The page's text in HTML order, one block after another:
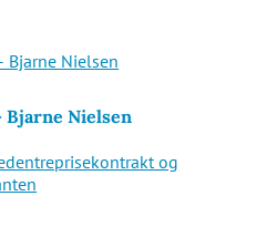
Bjarne Nielsen